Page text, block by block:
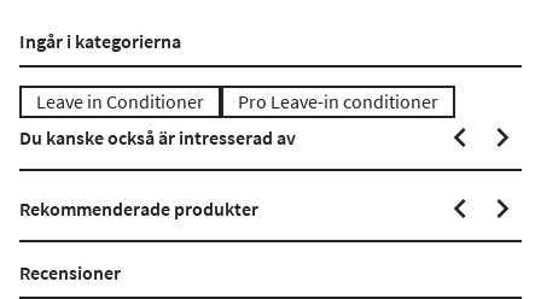
Ingår i kategorierna
Leave in Conditioner
Pro Leave-in conditioner
Du kanske också är intresserad av
Rekommenderade produkter
Recensioner